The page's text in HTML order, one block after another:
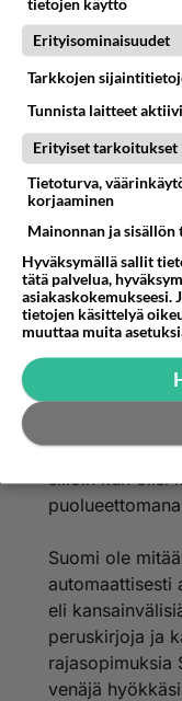
näissä
puolijauhoisen
valloitussotaa
naapurinsa
"Nyt on aivan
kun
Höpö höpö jos
hoitaisi asian
tässä
ei Nato
"Sitä saa mitä
silloin kun olisi
Suomi ole
automaattisesti
eli
peruskirjoja ja
rajasopimuksia
venäjä
tietojen käyttö
Erityisominaisuudet
Tarkkojen
Tunnista laitteet
Erityiset tarkoitukset
Tietoturva,
korjaaminen
Mainonnan ja sisällön
Hyväksymällä sallit
tätä palvelua,
asiakaskokemukseesi.
tietojen käsittelyä
muuttaa muita